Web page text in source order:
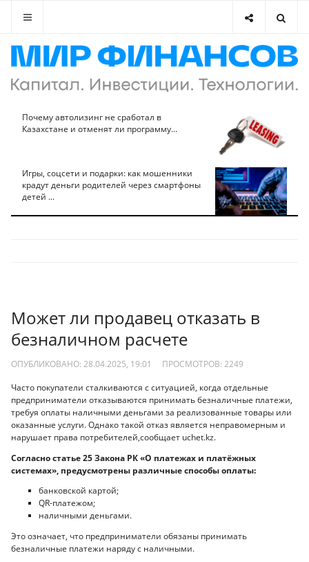
Почему автолизинг не сработал в
Казахстане и отменят ли программу...
Игры, соцсети и подарки: как мошенники
крадут деньги родителей через смартфоны
детей ...
Может ли продавец отказать в
безналичном расчете
ОПУБЛИКОВАНО: 28.04.2025, 19:01 ПРОСМОТРОВ: 2249
Часто покупатели сталкиваются с ситуацией, когда отдельные
предприниматели отказываются принимать безналичные платежи,
требуя оплаты наличными деньгами за реализованные товары или
оказанные услуги. Однако такой отказ является неправомерным и
нарушает права потребителей,сообщает uchet.kz.
Согласно статье 25 Закона РК «О платежах и платёжных
системах», предусмотрены различные способы оплаты:
банковской картой;
QR-платежом;
наличными деньгами.
Это означает, что предприниматели обязаны принимать
безналичные платежи наряду с наличными.